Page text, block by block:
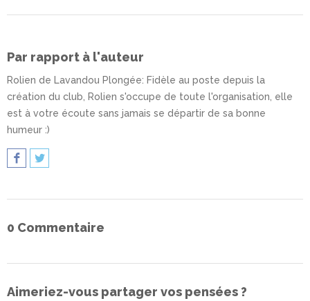
Par rapport à l'auteur
Rolien de Lavandou Plongée: Fidèle au poste depuis la
création du club, Rolien s'occupe de toute l'organisation, elle
est à votre écoute sans jamais se départir de sa bonne
humeur :)
0 Commentaire
Aimeriez-vous partager vos pensées ?